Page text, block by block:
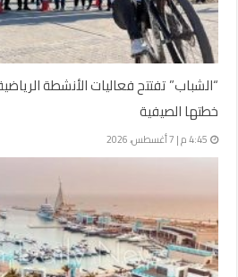
“الشباب” تفتتح فعاليات الأنشطة
خطتها الصيفية
4:45 م | 7 أغسطس، 2026